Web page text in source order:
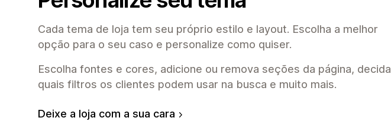
Cada tema de loja tem seu próprio estilo e layout. Escolha a melhor
opção para o seu caso e personalize como quiser.
Escolha fontes e cores, adicione ou remova seções da página, decida
quais filtros os clientes podem usar na busca e muito mais.
Deixe a loja com a sua cara